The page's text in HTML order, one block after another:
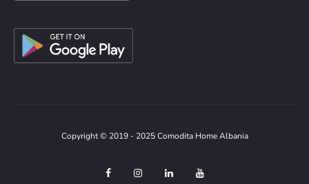
Copyright © 2019 - 2025 Comodita Home Albania
F
I
L
Y